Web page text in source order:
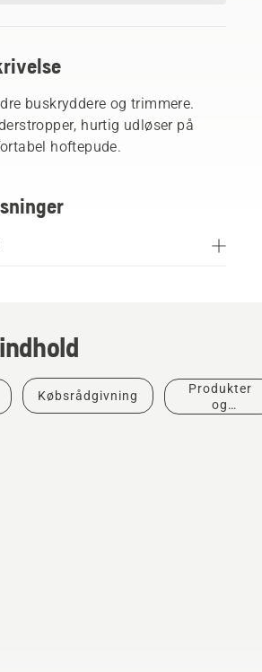
buskryddere og trimmere.
hurtig udløser på
hoftepude.
Købsrådgivning
Produkter
og